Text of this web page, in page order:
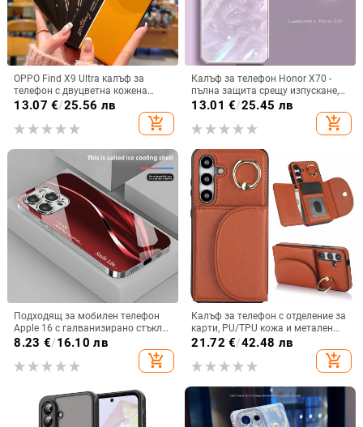
OPPO Find X9 Ultra калъф за
телефон с двуцветна кожена
текстура и флуоресцентни линии,
13.07 €/25.56 лв
add_shopping_cart
Калъф за телефон Honor X70 -
пълна защита срещу изпускане,
закалено стъкло, модел Аурора
13.01 €/25.45 лв
add_shopping_cart
Подходящ за мобилен телефон
Apple 16 с галванизирано стъкло
и ослепителна течаща светлина,
семпъл iPhone 17 Pro, модерен и
лек луксозен 14 Plus.
8.23 €/16.10 лв
add_shopping_cart
Калъф за телефон с отделение за
карти, PU/TPU кожа и метален
пръстен; ръчна изработка,
против изпускане, за Samsung
21.72 €/42.48 лв
add_shopping_cart